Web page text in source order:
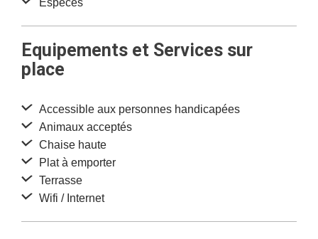
Espèces
Equipements et Services sur
place
Accessible aux personnes handicapées
Animaux acceptés
Chaise haute
Plat à emporter
Terrasse
Wifi / Internet